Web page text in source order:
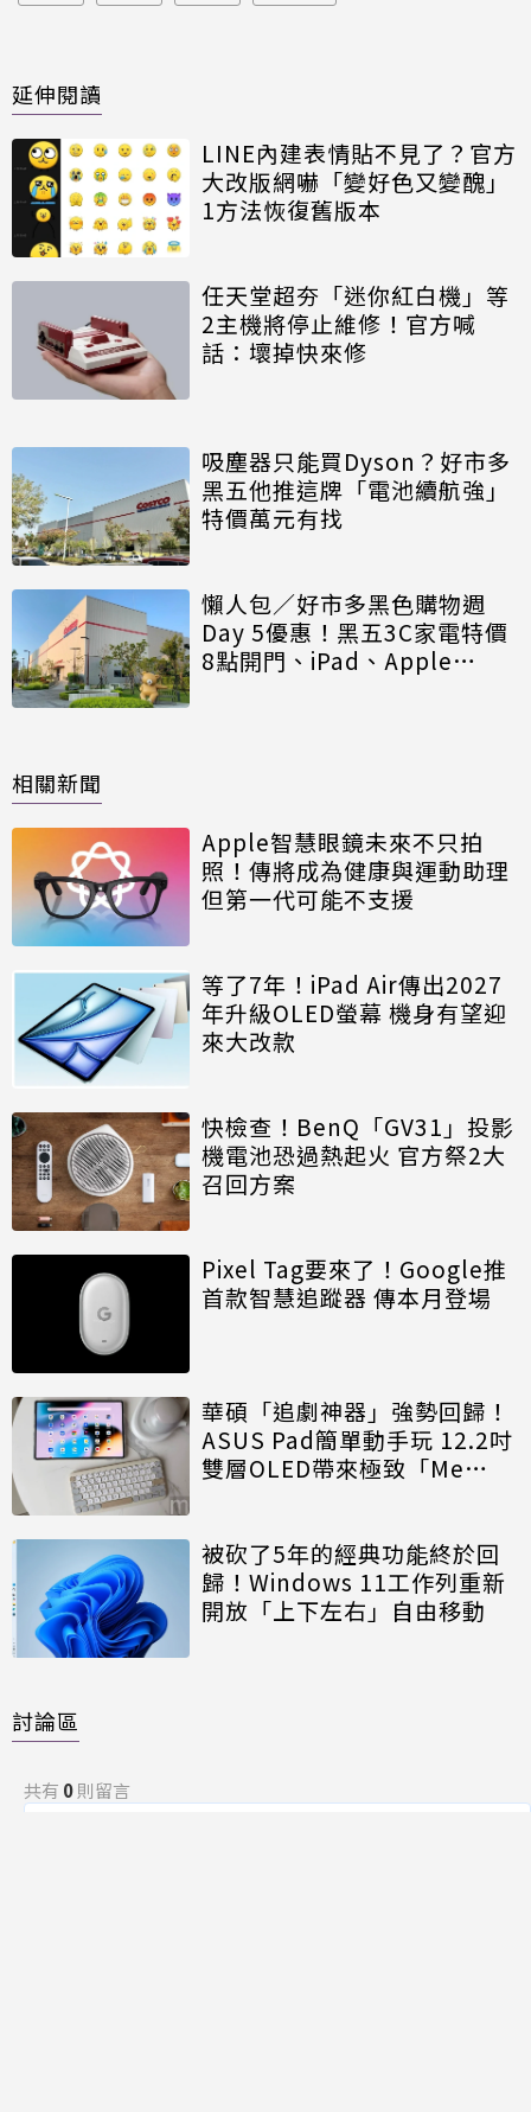
延伸閱讀
LINE內建表情貼不見了？官方
大改版網嚇「變好色又變醜」
1方法恢復舊版本
任天堂超夯「迷你紅白機」等
2主機將停止維修！官方喊
話：壞掉快來修
吸塵器只能買Dyson？好市多
黑五他推這牌「電池續航強」
特價萬元有找
懶人包／好市多黑色購物週
Day 5優惠！黑五3C家電特價
8點開門、iPad、Apple
相關新聞
Apple智慧眼鏡未來不只拍
照！傳將成為健康與運動助理
但第一代可能不支援
等了7年！iPad Air傳出2027
年升級OLED螢幕 機身有望迎
來大改款
快檢查！BenQ「GV31」投影
機電池恐過熱起火 官方祭2大
召回方案
Pixel Tag要來了！Google推
首款智慧追蹤器 傳本月登場
華碩「追劇神器」強勢回歸！
ASUS Pad簡單動手玩 12.2吋
雙層OLED帶來極致「Me
被砍了5年的經典功能終於回
歸！Windows 11工作列重新
開放「上下左右」自由移動
討論區
共有 0則留言